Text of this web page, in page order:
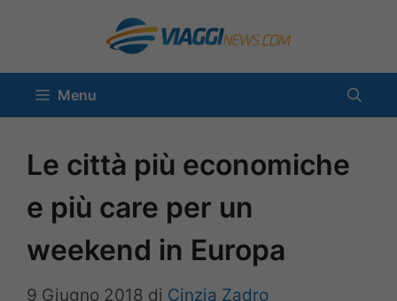
contenuto
Menu
Le città più economiche
e più care per un
weekend in Europa
9 Giugno 2018 di Cinzia Zadro